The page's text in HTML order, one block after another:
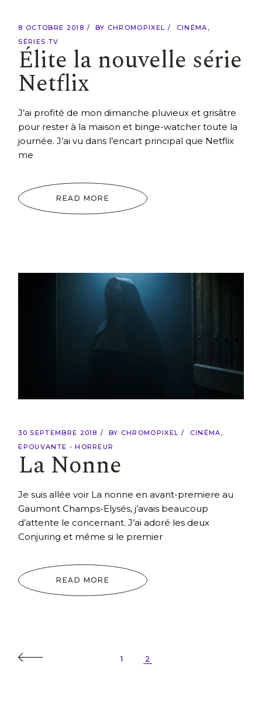
8 OCTOBRE 2018 BY CHROMOPIXEL
CINÉMA
SÉRIES TV
Élite la nouvelle série
Netflix
J’ai profité de mon dimanche pluvieux et grisâtre
pour rester à la maison et binge-watcher toute la
journée. J’ai vu dans l’encart principal que Netflix
me
READ MORE
30 SEPTEMBRE 2018 BY CHROMOPIXEL
CINÉMA
EPOUVANTE - HORREUR
La Nonne
Je suis allée voir La nonne en avant-premiere au
Gaumont Champs-Elysés, j’avais beaucoup
d’attente le concernant. J’ai adoré les deux
Conjuring et même si le premier
READ MORE
Pagination1 2